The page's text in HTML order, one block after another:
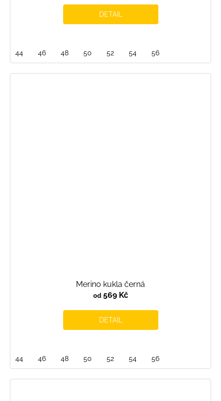
DETAIL
44 46 48 50 52 54 56
Merino kukla černá
od569 Kč
DETAIL
44 46 48 50 52 54 56